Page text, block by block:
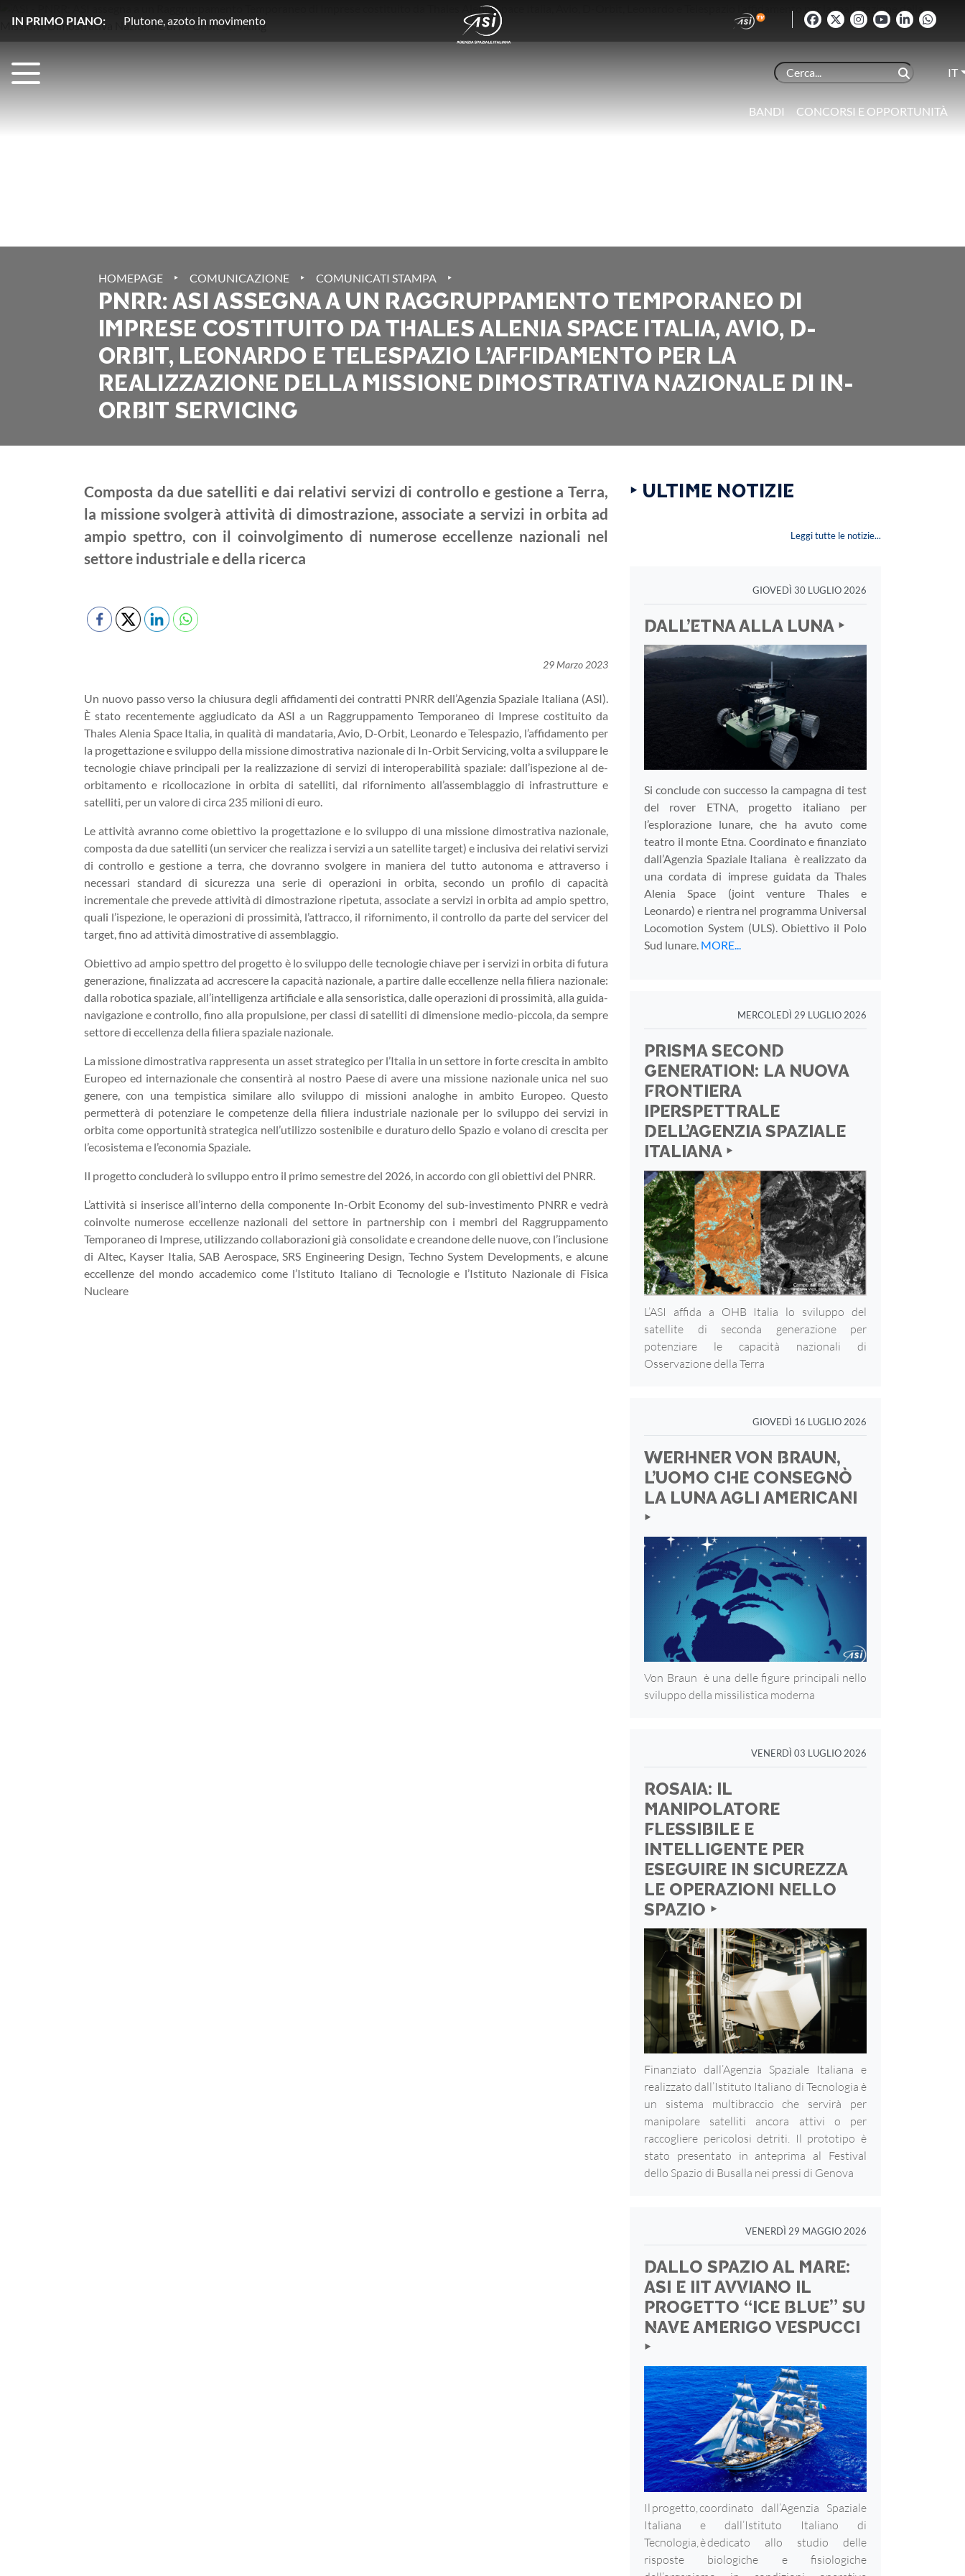
IN PRIMO PIANO: Un ‘visitatore invadente’ per la Luna
IT
BANDI CONCORSI E OPPORTUNITÀ
HOMEPAGE ‣ COMUNICAZIONE ‣ COMUNICATI STAMPA ‣
PNRR: ASI ASSEGNA A UN RAGGRUPPAMENTO TEMPORANEO DI
IMPRESE COSTITUITO DA THALES ALENIA SPACE ITALIA, AVIO, D-
ORBIT, LEONARDO E TELESPAZIO L’AFFIDAMENTO PER LA
REALIZZAZIONE DELLA MISSIONE DIMOSTRATIVA NAZIONALE DI IN-
ORBIT SERVICING
Composta da due satelliti e dai relativi servizi di controllo e gestione a Terra,
la missione svolgerà attività di dimostrazione, associate a servizi in orbita ad
ampio spettro, con il coinvolgimento di numerose eccellenze nazionali nel
settore industriale e della ricerca
29 Marzo 2023
Un nuovo passo verso la chiusura degli affidamenti dei contratti PNRR dell’Agenzia Spaziale Italiana (ASI).
È stato recentemente aggiudicato da ASI a un Raggruppamento Temporaneo di Imprese costituito da
Thales Alenia Space Italia, in qualità di mandataria, Avio, D-Orbit, Leonardo e Telespazio, l’affidamento per
la progettazione e sviluppo della missione dimostrativa nazionale di In-Orbit Servicing, volta a sviluppare le
tecnologie chiave principali per la realizzazione di servizi di interoperabilità spaziale: dall’ispezione al de-
orbitamento e ricollocazione in orbita di satelliti, dal rifornimento all’assemblaggio di infrastrutture e
satelliti, per un valore di circa 235 milioni di euro.
Le attività avranno come obiettivo la progettazione e lo sviluppo di una missione dimostrativa nazionale,
composta da due satelliti (un servicer che realizza i servizi a un satellite target) e inclusiva dei relativi servizi
di controllo e gestione a terra, che dovranno svolgere in maniera del tutto autonoma e attraverso i
necessari standard di sicurezza una serie di operazioni in orbita, secondo un profilo di capacità
incrementale che prevede attività di dimostrazione ripetuta, associate a servizi in orbita ad ampio spettro,
quali l’ispezione, le operazioni di prossimità, l’attracco, il rifornimento, il controllo da parte del servicer del
target, fino ad attività dimostrative di assemblaggio.
Obiettivo ad ampio spettro del progetto è lo sviluppo delle tecnologie chiave per i servizi in orbita di futura
generazione, finalizzata ad accrescere la capacità nazionale, a partire dalle eccellenze nella filiera nazionale:
dalla robotica spaziale, all’intelligenza artificiale e alla sensoristica, dalle operazioni di prossimità, alla guida-
navigazione e controllo, fino alla propulsione, per classi di satelliti di dimensione medio-piccola, da sempre
settore di eccellenza della filiera spaziale nazionale.
La missione dimostrativa rappresenta un asset strategico per l’Italia in un settore in forte crescita in ambito
Europeo ed internazionale che consentirà al nostro Paese di avere una missione nazionale unica nel suo
genere, con una tempistica similare allo sviluppo di missioni analoghe in ambito Europeo. Questo
permetterà di potenziare le competenze della filiera industriale nazionale per lo sviluppo dei servizi in
orbita come opportunità strategica nell’utilizzo sostenibile e duraturo dello Spazio e volano di crescita per
l’ecosistema e l’economia Spaziale.
Il progetto concluderà lo sviluppo entro il primo semestre del 2026, in accordo con gli obiettivi del PNRR.
L’attività si inserisce all’interno della componente In-Orbit Economy del sub-investimento PNRR e vedrà
coinvolte numerose eccellenze nazionali del settore in partnership con i membri del Raggruppamento
Temporaneo di Imprese, utilizzando collaborazioni già consolidate e creandone delle nuove, con l’inclusione
di Altec, Kayser Italia, SAB Aerospace, SRS Engineering Design, Techno System Developments, e alcune
eccellenze del mondo accademico come l’Istituto Italiano di Tecnologie e l’Istituto Nazionale di Fisica
Nucleare
‣ ULTIME NOTIZIE
Leggi tutte le notizie...
GIOVEDÌ 30 LUGLIO 2026
DALL’ETNA ALLA LUNA ‣
Si conclude con successo la campagna di test
del rover ETNA, progetto italiano per
l’esplorazione lunare, che ha avuto come
teatro il monte Etna. Coordinato e finanziato
dall’Agenzia Spaziale Italiana è realizzato da
una cordata di imprese guidata da Thales
Alenia Space (joint venture Thales e
Leonardo) e rientra nel programma Universal
Locomotion System (ULS). Obiettivo il Polo
Sud lunare. MORE...
MERCOLEDÌ 29 LUGLIO 2026
PRISMA SECOND
GENERATION: LA NUOVA
FRONTIERA
IPERSPETTRALE
DELL’AGENZIA SPAZIALE
ITALIANA ‣
L’ASI affida a OHB Italia lo sviluppo del
satellite di seconda generazione per
potenziare le capacità nazionali di
Osservazione della Terra
GIOVEDÌ 16 LUGLIO 2026
WERHNER VON BRAUN,
L’UOMO CHE CONSEGNÒ
LA LUNA AGLI AMERICANI
‣
Von Braun è una delle figure principali nello
sviluppo della missilistica moderna
VENERDÌ 03 LUGLIO 2026
ROSAIA: IL
MANIPOLATORE
FLESSIBILE E
INTELLIGENTE PER
ESEGUIRE IN SICUREZZA
LE OPERAZIONI NELLO
SPAZIO ‣
Finanziato dall’Agenzia Spaziale Italiana e
realizzato dall’Istituto Italiano di Tecnologia è
un sistema multibraccio che servirà per
manipolare satelliti ancora attivi o per
raccogliere pericolosi detriti. Il prototipo è
stato presentato in anteprima al Festival
dello Spazio di Busalla nei pressi di Genova
VENERDÌ 29 MAGGIO 2026
DALLO SPAZIO AL MARE:
ASI E IIT AVVIANO IL
PROGETTO “ICE BLUE” SU
NAVE AMERIGO VESPUCCI
‣
Il progetto, coordinato dall’Agenzia Spaziale
Italiana e dall’Istituto Italiano di
Tecnologia, è dedicato allo studio delle
risposte biologiche e fisiologiche